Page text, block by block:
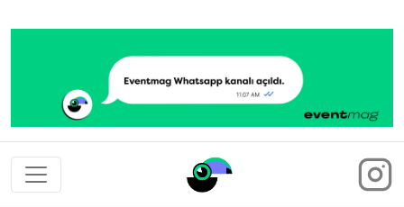
Eventmag